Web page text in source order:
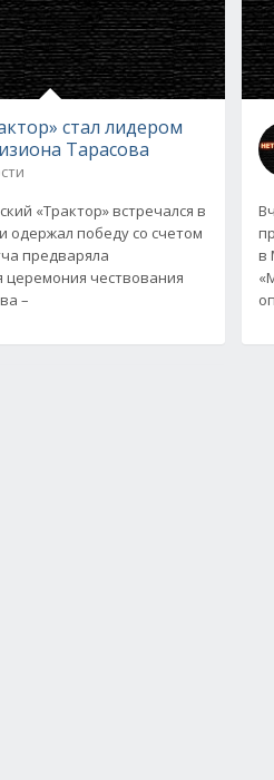
стал лидером
Тарасова
«Трактор» встречался в
одержал победу со счетом
предваряла
церемония чествования
–
в